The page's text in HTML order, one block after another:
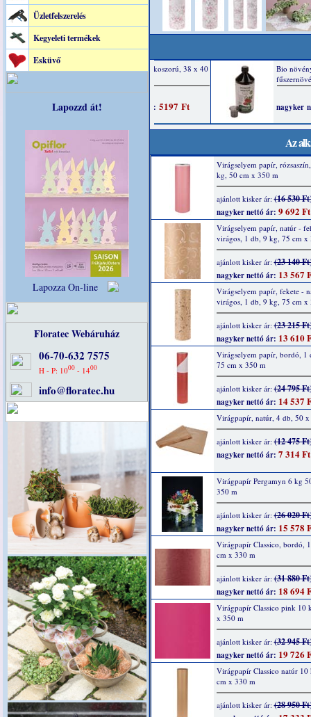
Üzletfelszerelés
Kegyeleti termékek
Esküvő
Lapozzd át!
Lapozza On-line
Floratec Webáruház
06-70-632 7575
H - P: 1000 - 1400
info@floratec.hu
Az
Virágselyem papír,
kg, 50 cm x 350 m
ajánlott kisker ár:(16 530
nagyker nettó ár: 9 692 Ft
Virágselyem papír, natúr -
virágos, 1 db, 9 kg, 75 cm x
ajánlott kisker ár:(23 140
nagyker nettó ár: 13 567
Virágselyem papír, fekete -
virágos, 1 db, 9 kg, 75 cm x
ajánlott kisker ár:(23 215
nagyker nettó ár: 13 610
Virágselyem papír, bordó, 1
75 cm x 350 m
ajánlott kisker ár:(24 795
nagyker nettó ár: 14 537
Virágpapír, natúr, 4 db, 50 x
ajánlott kisker ár:(12 475
nagyker nettó ár: 7 314 Ft
Virágpapír Pergamyn 6 kg
350 m
ajánlott kisker ár:(26 020
nagyker nettó ár: 15 578
Virágpapír Classico, bordó,
cm x 330 m
ajánlott kisker ár:(31 880
nagyker nettó ár: 18 694
Virágpapír Classico pink 10
x 350 m
ajánlott kisker ár:(32 945
nagyker nettó ár: 19 726
Virágpapír Classico natúr 10
cm x 330 m
ajánlott kisker ár:(28 950